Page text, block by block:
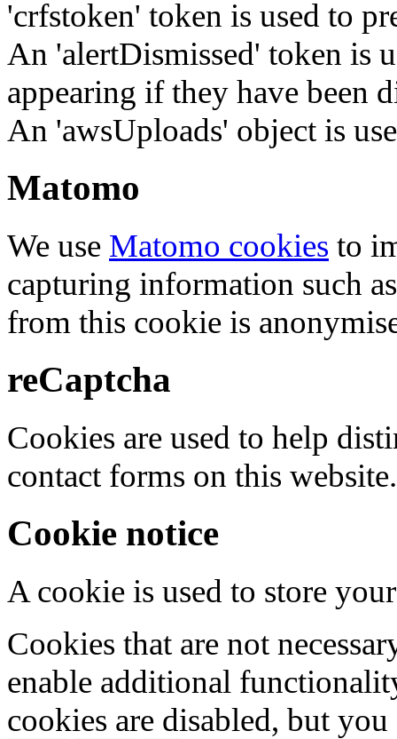
'crfstoken' token is used to
An 'alertDismissed' token is
appearing if they have been
An 'awsUploads' object is
Matomo
We use Matomo cookies to
capturing information such
from this cookie is
reCaptcha
Cookies are used to help
contact forms on this website.
Cookie notice
A cookie is used to store
Cookies that are not
enable additional
cookies are disabled, but